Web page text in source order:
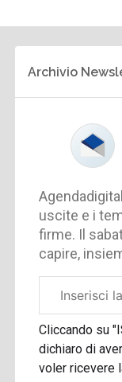
Archivio
uscite e i
firme. Il
capire,
aziendale
Cliccando su
dichiaro di
voler ricevere